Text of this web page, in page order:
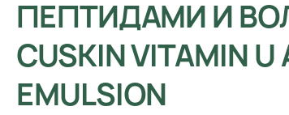
ПЕПТИДАМИ И
CUSKIN VITAMIN U
EMULSION